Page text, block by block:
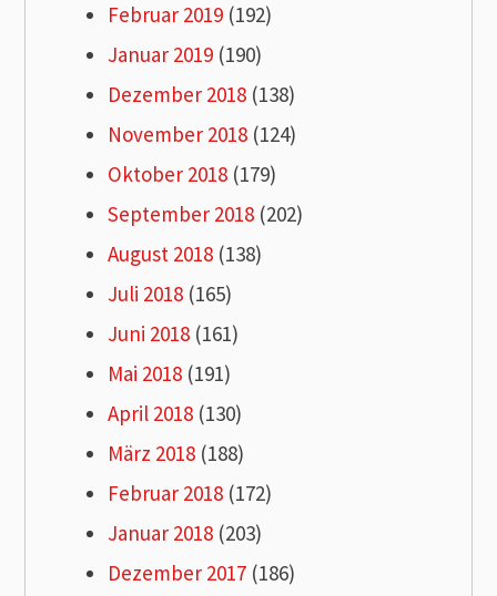
Februar 2019 (192)
Januar 2019 (190)
Dezember 2018 (138)
November 2018 (124)
Oktober 2018 (179)
September 2018 (202)
August 2018 (138)
Juli 2018 (165)
Juni 2018 (161)
Mai 2018 (191)
April 2018 (130)
März 2018 (188)
Februar 2018 (172)
Januar 2018 (203)
Dezember 2017 (186)